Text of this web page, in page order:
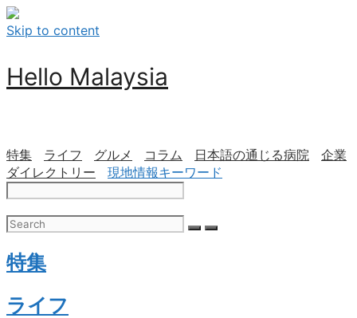
Skip to content
Hello Malaysia
特集 ライフ グルメ コラム 日本語の通じる病院
企業
ダイレクトリー
現地情報キーワード
特集
ライフ